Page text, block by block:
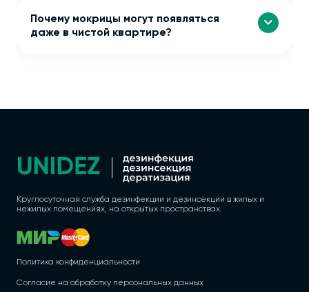
Почему мокрицы могут появляться
даже в чистой квартире?
Круглосуточная служба дезинфекции и дезинсекции в жилых и
нежилых помещениях, на открытых пространствах.
Политика конфиденциальности
Согласие на обработку персональных данных